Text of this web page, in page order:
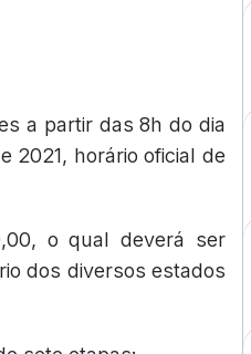
a partir das 8h do dia
2021, horário oficial de
o qual deverá ser
dos diversos estados